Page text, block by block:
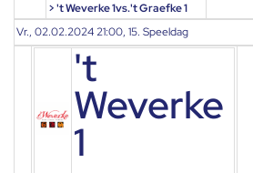
> 't Weverke 1vs.'t Graefke 1
Vr., 02.02.2024 21:00, 15. Speeldag
't
Weverke
1